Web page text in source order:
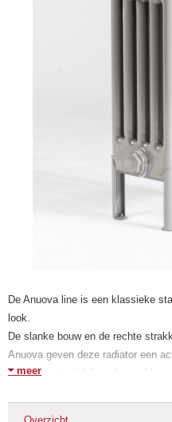
De Anuova line is een klassieke
look.
De slanke bouw en de rechte
Anuova geven deze radiator een
De Anuova is in bijzonder veel
meer